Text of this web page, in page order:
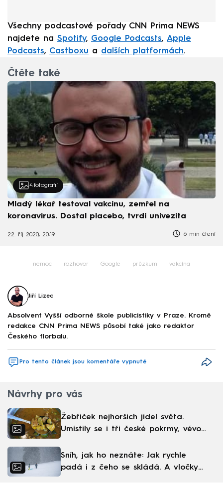
Všechny podcastové pořady CNN Prima NEWS
najdete na Spotify, Google Podcasts, Apple
Podcasts, Castboxu a dalších platformách.
Čtěte také
4 fotografií
Mladý lékař testoval vakcínu, zemřel na
koronavirus. Dostal placebo, tvrdí univezita
22. říj 2020, 20:19 6 min čtení
nemoc rozhovor Google průzkum vakcína
Jiří Lizec
Absolvent Vyšší odborné škole publicistiky v Praze. Kromě
redakce CNN Prima NEWS působí také jako redaktor
Českého florbalu.
Pro tento článek jsou komentáře vypnuté
Návrhy pro vás
Žebříček nejhorších jídel světa.
Umístily se i tři české pokrmy, vévodí
Sníh, jak ho neznáte: Jak rychle
padá i z čeho se skládá. A vločky